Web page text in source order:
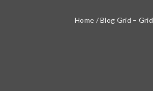
Home /Blog Grid – Grid